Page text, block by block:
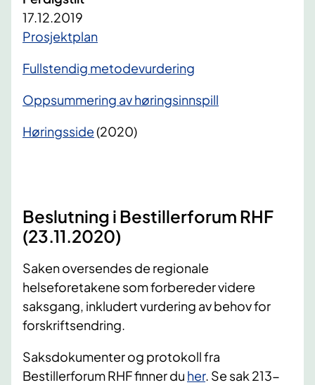
17.12.2019
Prosjektplan
Fullstendig metodevurdering
Oppsummering av høringsinnspill
Høringsside(2020)
Beslutning i Bestillerforum RHF
(23.11.2020)
Saken oversendes de regionale
helseforetakene som forbereder videre
saksgang, inkludert vurdering av behov for
forskriftsendring.
Saksdokumenter og protokoll fra
Bestillerforum RHF finner du her. Se sak 213-